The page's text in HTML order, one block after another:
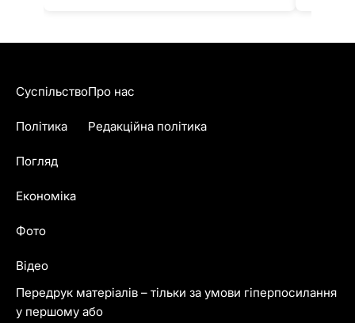
Передрук матеріалів – тільки за умови гіперпосилання
у першому або
Суспільство
Політика
Погляд
Економіка
Фото
Відео
Про нас
Редакційна політика